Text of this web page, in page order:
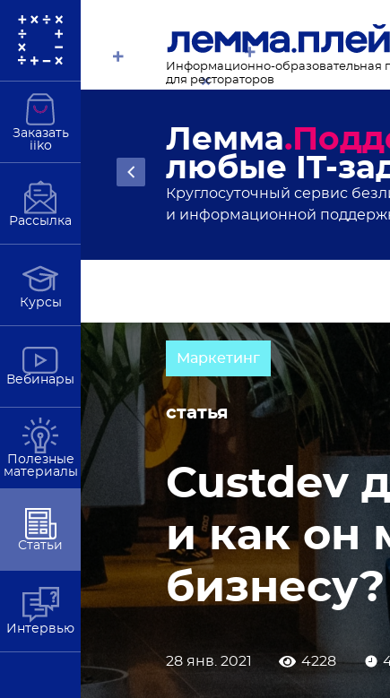
Заказать
iiko
Рассылка
Курсы
Вебинары
Полезные
материалы
Статьи
Интервью
Информационно-образовательная
для рестораторов
Подробнее
Новости
статьи и
В полезной рассылке от
Маркетинг
статья
Custdev
и как он
бизнесу?
28 янв. 2021 4228